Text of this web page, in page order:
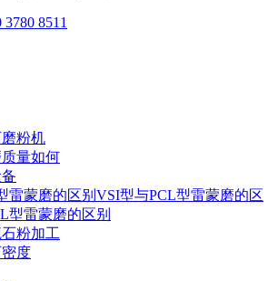
8511
粉机
量如何
雷蒙磨的区别VSI型与PCL型雷蒙磨的区
型雷蒙磨的区别
粉加工
度